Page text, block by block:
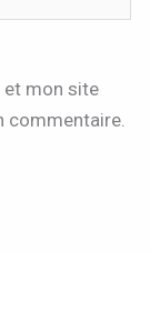
et mon site
commentaire.